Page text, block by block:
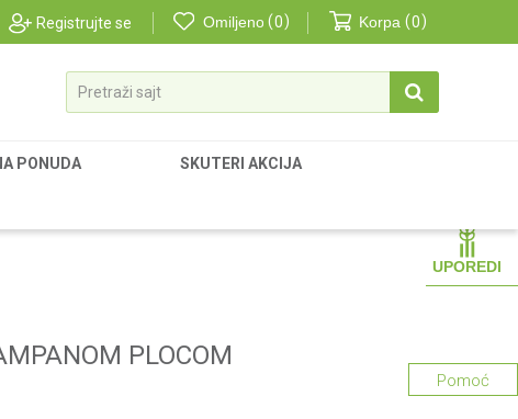
Registrujte se Omiljeno 0 Korpa 0
Pretraži sajt
PONUDA SKUTERI AKCIJA
UPOREDI
PLOCOM
Pomoć